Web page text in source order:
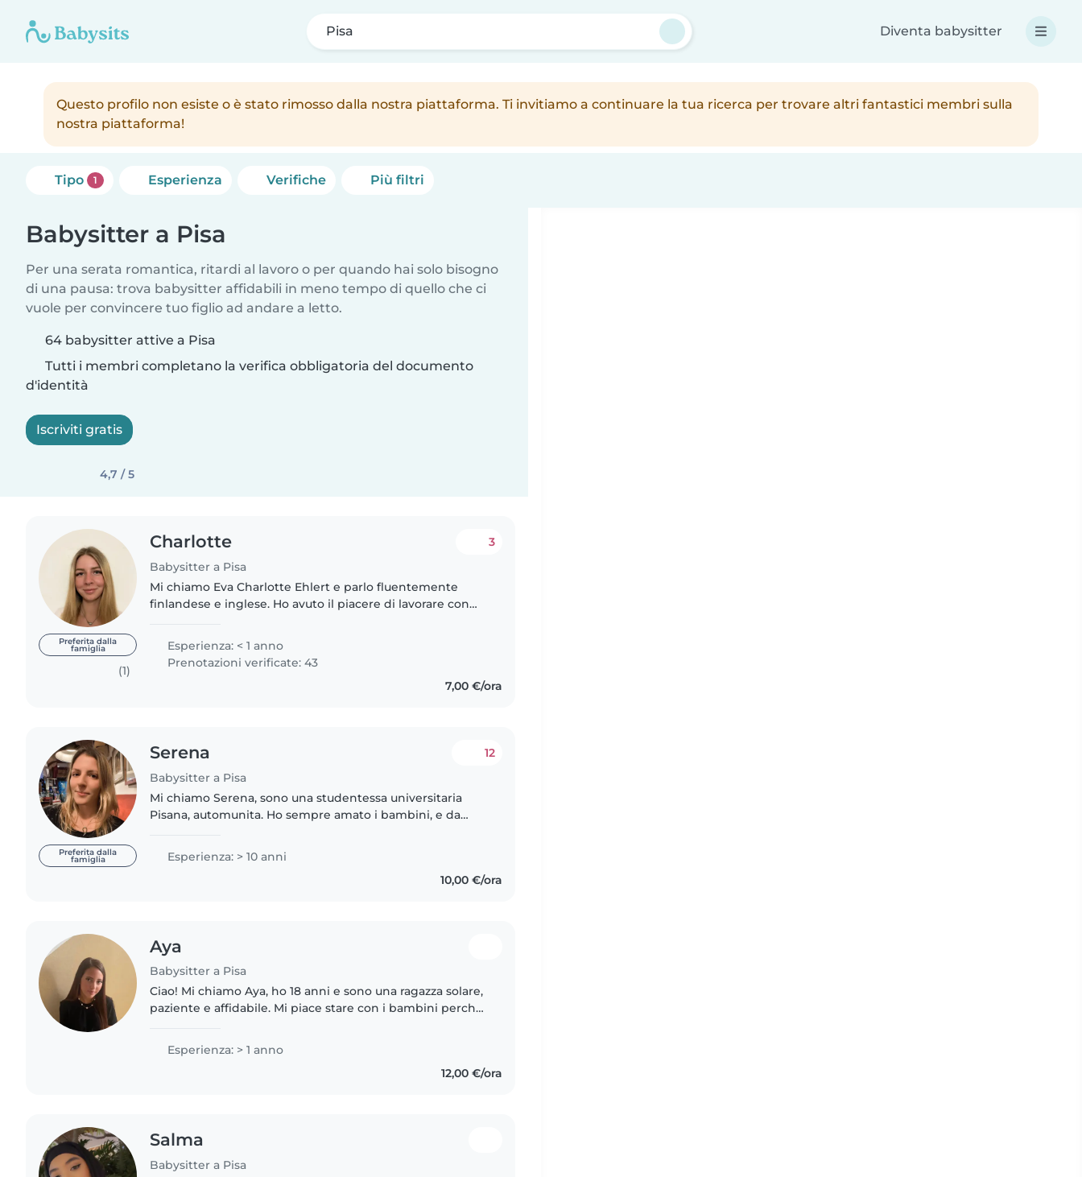
Pisa Diventa babysitter
Questo profilo non esiste o è stato rimosso dalla nostra piattaforma. Ti invitiamo a continuare la tua ricerca per trovare altri fantastici membri sulla
nostra piattaforma!
Tipo 1 Esperienza Verifiche Più filtri
Babysitter a Pisa
Per una serata romantica, ritardi al lavoro o per quando hai solo bisogno
di una pausa: trova babysitter affidabili in meno tempo di quello che ci
vuole per convincere tuo figlio ad andare a letto.
64 babysitter attive a Pisa
Tutti i membri completano la verifica obbligatoria del documento
d'identità
Iscriviti gratis
4,7 / 5
Preferita dalla
famiglia
(1)
Charlotte
Babysitter a Pisa
3
Mi chiamo Eva Charlotte Ehlert e parlo fluentemente
finlandese e inglese. Ho avuto il piacere di lavorare con
offerto servizi..
Esperienza: < 1 anno
Prenotazioni verificate: 43
7,00 €/ora
Preferita dalla
famiglia
Serena
Babysitter a Pisa
12
Mi chiamo Serena, sono una studentessa universitaria
Pisana, automunita. Ho sempre amato i bambini, e da
Esperienza: > 10 anni
10,00 €/ora
Aya
Babysitter a Pisa
Ciao! Mi chiamo Aya, ho 18 anni e sono una ragazza solare,
paziente e affidabile. Mi piace stare con i bambini perché
Esperienza: > 1 anno
12,00 €/ora
Salma
Babysitter a Pisa